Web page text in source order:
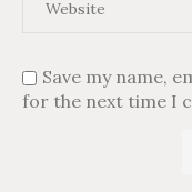
Save my name,
for the next time I